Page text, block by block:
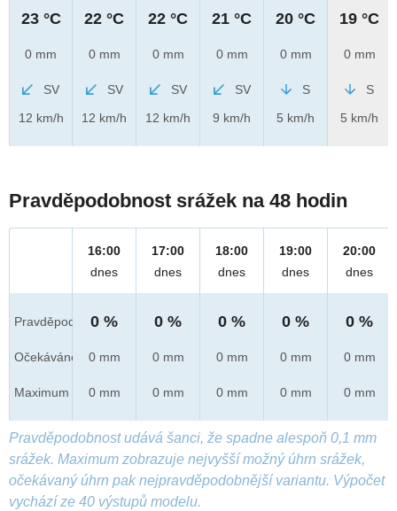
23 °C
0 mm
SV
12 km/h
22 °C
0 mm
SV
12 km/h
22 °C
0 mm
SV
12 km/h
21 °C
0 mm
SV
9 km/h
20 °C
0 mm
S
5 km/h
19 °C
0 mm
S
5 km/h
Pravděpodobnost srážek na 48 hodin
Pravděpod.
Očekáváno
Maximum
16:00
dnes
0 %
0 mm
0 mm
17:00
dnes
0 %
0 mm
0 mm
18:00
dnes
0 %
0 mm
0 mm
19:00
dnes
0 %
0 mm
0 mm
20:00
dnes
0 %
0 mm
0 mm
Pravděpodobnost udává šanci, že spadne alespoň 0,1 mm
srážek. Maximum zobrazuje nejvyšší možný úhrn srážek,
očekávaný úhrn pak nejpravděpodobnější variantu. Výpočet
vychází ze 40 výstupů modelu.